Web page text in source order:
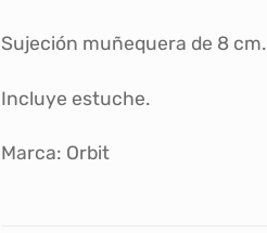
Sujeción muñequera de 8 cm.
Incluye estuche.
Marca: Orbit